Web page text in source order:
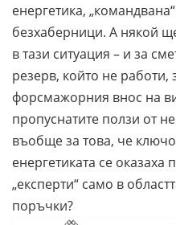
енергетика,
безхаберници. А някой
в тази ситуация – и за
резерв, който не работи,
форсмажорния внос на
пропуснатите ползи от
въобще за това, че
енергетиката се оказаха
„експерти“ само в
поръчки?